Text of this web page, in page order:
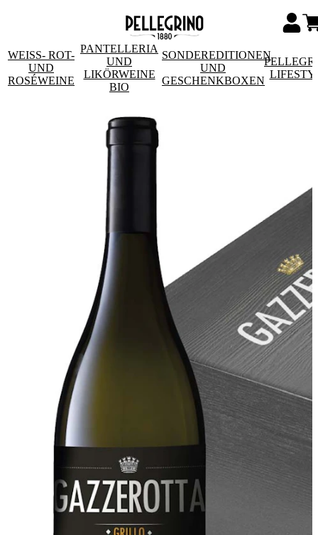
WEISS- ROT- U
ND R
OSÉWEINE
PANTELLERIA
UND
LIKÖRWEINE
BIO
SONDEREDITIONEN
UND
GESCHENKBOXEN